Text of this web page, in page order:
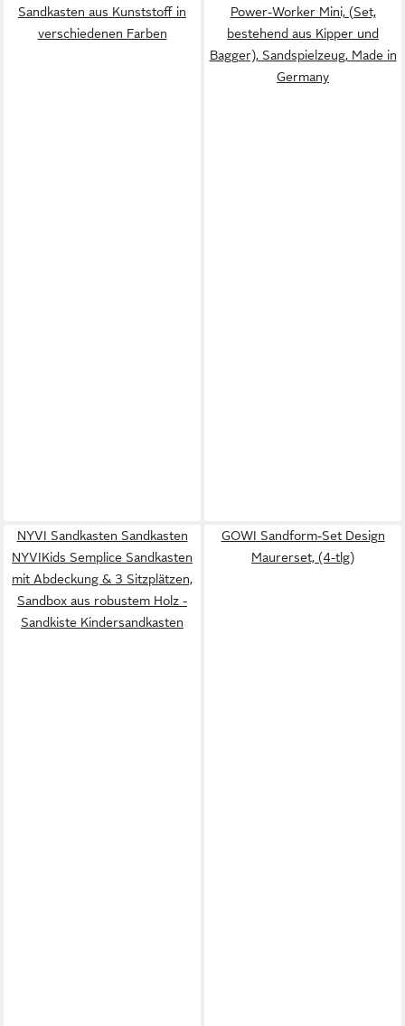
Sandkasten aus Kunststoff in
verschiedenen Farben
Power-Worker Mini, (Set,
bestehend aus Kipper und
Bagger), Sandspielzeug, Made in
Germany
NYVI Sandkasten Sandkasten
NYVIKids Semplice Sandkasten
mit Abdeckung & 3 Sitzplätzen,
Sandbox aus robustem Holz -
Sandkiste Kindersandkasten
GOWI Sandform-Set Design
Maurerset, (4-tlg)